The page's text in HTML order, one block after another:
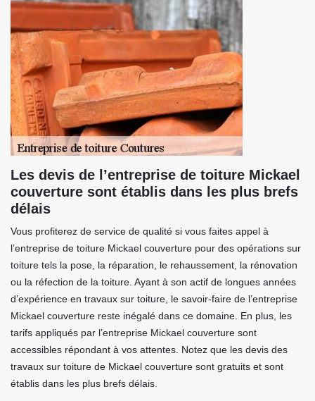
Les devis de l’entreprise de toiture Mickael
couverture sont établis dans les plus brefs
délais
Vous profiterez de service de qualité si vous faites appel à
l’entreprise de toiture Mickael couverture pour des opérations sur
toiture tels la pose, la réparation, le rehaussement, la rénovation
ou la réfection de la toiture. Ayant à son actif de longues années
d’expérience en travaux sur toiture, le savoir-faire de l’entreprise
Mickael couverture reste inégalé dans ce domaine. En plus, les
tarifs appliqués par l’entreprise Mickael couverture sont
accessibles répondant à vos attentes. Notez que les devis des
travaux sur toiture de Mickael couverture sont gratuits et sont
établis dans les plus brefs délais.